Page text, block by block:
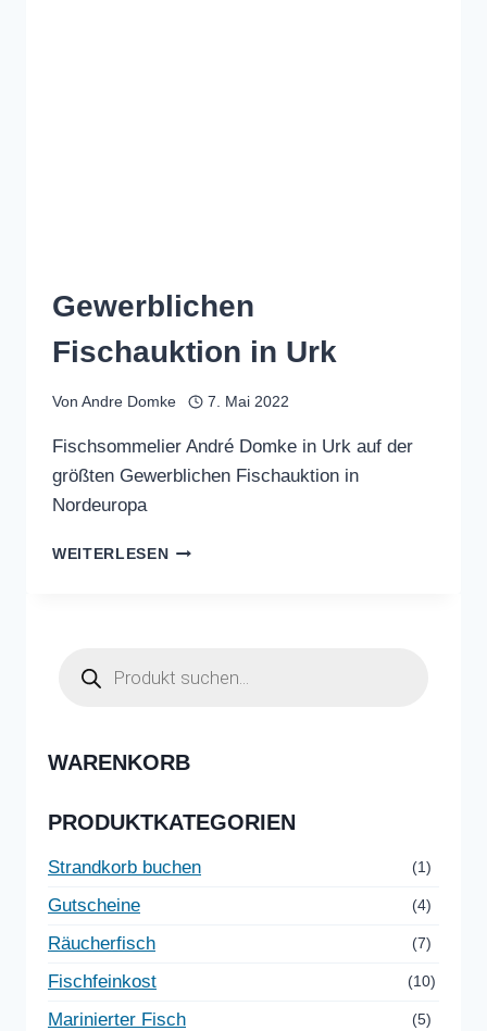
Gewerblichen
Fischauktion in Urk
Von Andre Domke 7. Mai 2022
Fischsommelier André Domke in Urk auf der
größten Gewerblichen Fischauktion in
Nordeuropa
WEITERLESENGEWERBLICHEN
search
WARENKORB
PRODUKTKATEGORIEN
Strandkorb buchen (1)
Gutscheine (4)
Räucherfisch (7)
Fischfeinkost (10)
Marinierter Fisch (5)